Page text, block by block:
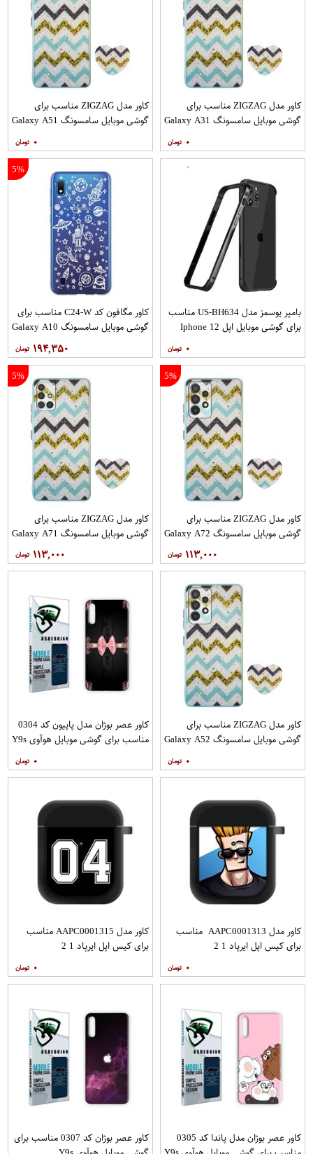
کاور مدل ZIGZAG مناسب برای
گوشی موبایل سامسونگ Galaxy A31
۰
کاور مدل ZIGZAG مناسب برای
گوشی موبایل سامسونگ Galaxy A51
۰
بامپر یوسمز مدل US-BH634 مناسب
برای گوشی موبایل اپل Iphone 12
۰
5%
کاور مگافون کد C24-W مناسب برای
گوشی موبایل سامسونگ Galaxy A10
۱۹۴,۳۵۰
5%
کاور مدل ZIGZAG مناسب برای
گوشی موبایل سامسونگ Galaxy A72
۱۱۳,۰۰۰
5%
کاور مدل ZIGZAG مناسب برای
گوشی موبایل سامسونگ Galaxy A71
۱۱۳,۰۰۰
کاور مدل ZIGZAG مناسب برای
گوشی موبایل سامسونگ Galaxy A52
۰
کاور عصر بوژان مدل پاپیون کد 0304
مناسب برای گوشی موبایل هوآوی Y9s
۰
کاور مدل AAPC0001313 مناسب
برای کیس اپل ایرپاد 1 2
۰
کاور مدل AAPC0001315 مناسب
برای کیس اپل ایرپاد 1 2
۰
کاور عصر بوژان مدل پاندا کد 0305
کاور عصر بوژان کد 0307 مناسب برای